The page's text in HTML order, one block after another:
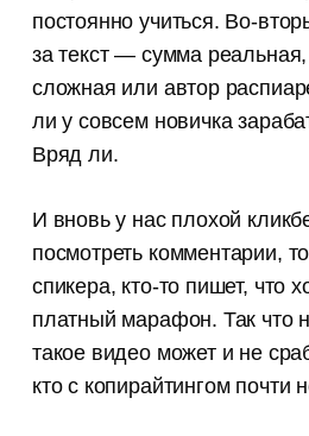
постоянно учиться. Во-
за текст — сумма
сложная или автор
ли у совсем новичка
Вряд ли.
И вновь у нас плохой
посмотреть комментарии,
спикера, кто-то пишет, что
платный марафон. Так что
такое видео может и не
кто с копирайтингом почти